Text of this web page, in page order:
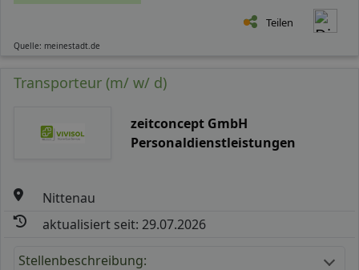
Teilen
Quelle: meinestadt.de
Transporteur (m/ w/ d)
zeitconcept GmbH
Personaldienstleistungen
Nittenau
aktualisiert seit: 29.07.2026
Stellenbeschreibung: